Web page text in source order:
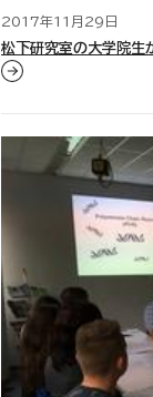
2017年11月29日
松下研究室の大学院生